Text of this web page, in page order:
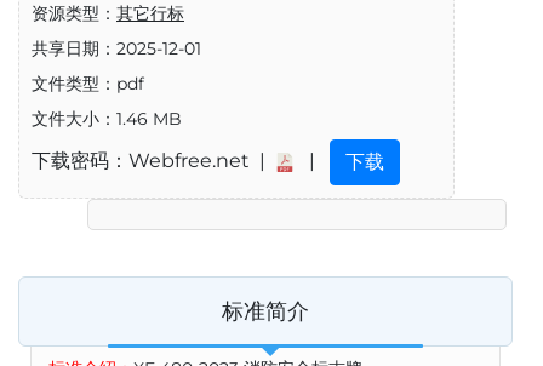
资源类型： 其它行标
共享日期：2025-12-01
文件类型：pdf
文件大小：1.46 MB
下载密码：Webfree.net | | 下载
标准简介